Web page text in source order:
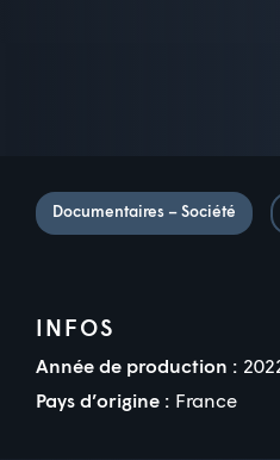
Documentaires – Société
INFOS
Année de production :
Pays d’origine : France